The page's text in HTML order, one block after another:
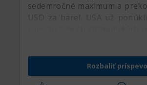
sedemročné maximum a
USD za barel. USA už
Rozbaliť